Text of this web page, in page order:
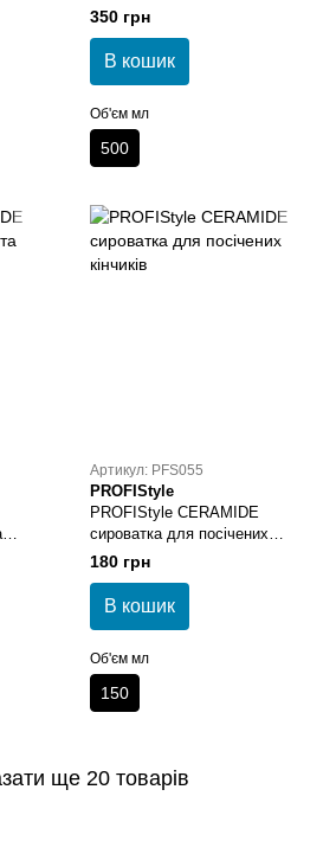
350 грн
В кошик
Об'єм мл
500
Артикул: PFS055
PROFIStyle
PROFIStyle CERAMIDE
сироватка для посічених
кінчиків
180 грн
В кошик
Об'єм мл
150
ще 20 товарів